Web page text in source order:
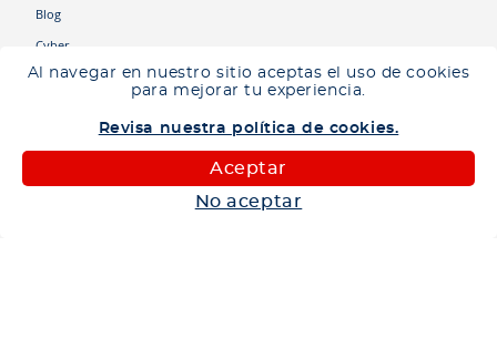
Al navegar en nuestro sitio aceptas el uso de cookies
para mejorar tu experiencia.
Revisa nuestra política de cookies.
Aceptar
No aceptar
Blog
Cyber